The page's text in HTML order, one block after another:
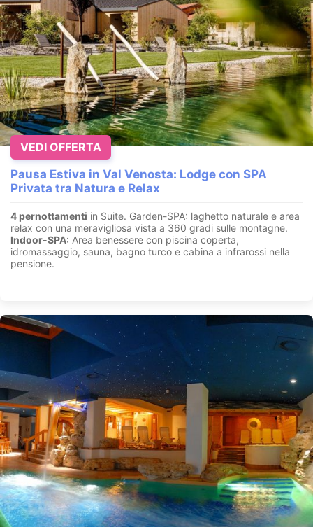
Pausa Estiva in Val Venosta: Lodge con SPA
Privata tra Natura e Relax
4 pernottamenti in Suite. Garden-SPA: laghetto naturale e area
relax con una meravigliosa vista a 360 gradi sulle montagne.
Indoor-SPA: Area benessere con piscina coperta,
idromassaggio, sauna, bagno turco e cabina a infrarossi nella
pensione.
VEDI OFFERTA